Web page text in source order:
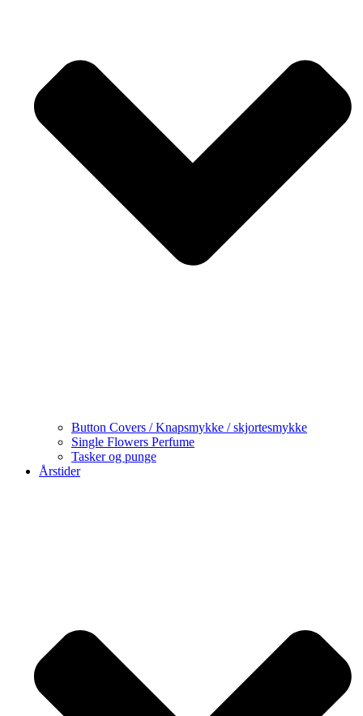
Button Covers / Knapsmykke / skjortesmykke
Single Flowers Perfume
Tasker og punge
Årstider